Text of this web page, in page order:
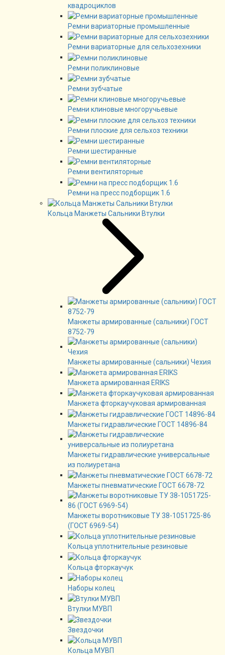
квадроциклов
Ремни вариаторные промышленные
Ремни вариаторные для сельхозехники
Ремни поликлиновые
Ремни зубчатые
Ремни клиновые многоручьевые
Ремни плоские для сельхоз техники
Ремни шестиранные
Ремни вентиляторные
Ремни на пресс подборщик 1.6
Кольца Манжеты Сальники Втулки
Манжеты армированные (сальники) ГОСТ
8752-79
Манжеты армированные (сальники) Чехия
Манжета армированная ERIKS
Манжета фторкаучуковая армированная
Манжеты гидравлические ГОСТ 14896-84
Манжеты гидравлические универсальные
из полиуретана
Манжеты пневматические ГОСТ 6678-72
Манжеты воротниковые ТУ 38-1051725-86
(ГОСТ 6969-54)
Кольца уплотнительные резиновые
Кольца фторкаучук
Наборы колец
Втулки МУВП
Звездочки
Кольца МУВП